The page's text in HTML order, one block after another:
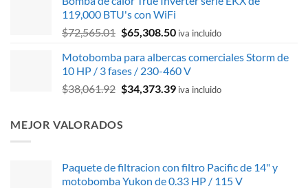
original
era:
$255.98.
actual
es:
$231.22.
119,000 BTU's con WiFi
$72,565.01 El
original
era:
$72,565.01.
$65,308.50El
actual
es:
$65,308.50.
iva incluido
Motobomba para albercas comerciales Storm de
10 HP / 3 fases / 230-460 V
$38,061.92 El
era:
$34,373.39Eliva incluido
MEJOR VALORADOS
Paquete de filtracion con filtro Pacific de 14" y
motobomba Yukon de 0.33 HP / 115 V